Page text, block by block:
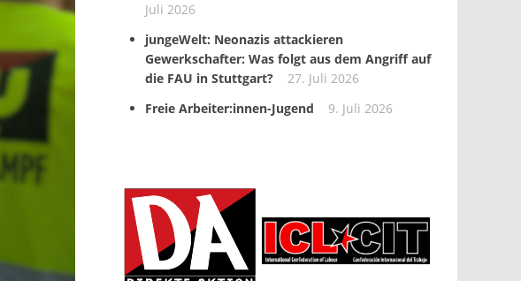
Juli 2026
jungeWelt: Neonazis attackieren
Gewerkschafter: Was folgt aus dem Angriff auf
die FAU in Stuttgart?
27. Juli 2026
Freie Arbeiter:innen-Jugend
9. Juli 2026